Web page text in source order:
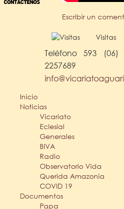
Escribir un
Visitas
Teléfono 593 (06)
2257689
Inicio
Noticias
Vicariato
Eclesial
Generales
BIVA
Radio
Observatorio Vida
Querida Amazonia
COVID 19
Documentos
Papa